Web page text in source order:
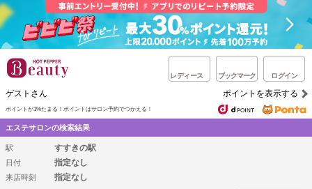
レディース ブックマーク ログイン
ゲストさん ポイントを表示する
ポイントが1%たまる！ ポイントはサロン予約でつかえる！
エステサロンの検索結果
駅 すすきの駅
日付 指定なし
来店時刻 指定なし